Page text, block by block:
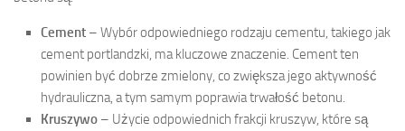
Cement – Wybór odpowiedniego rodzaju cementu, takiego jak
cement portlandzki, ma kluczowe znaczenie. Cement ten
powinien być dobrze zmielony, co zwiększa jego aktywność
hydrauliczna, a tym samym poprawia trwałość betonu.
Kruszywo – Użycie odpowiednich frakcji kruszyw, które są